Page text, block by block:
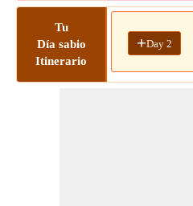
Tu
Día sabio
Itinerario
+Day 2